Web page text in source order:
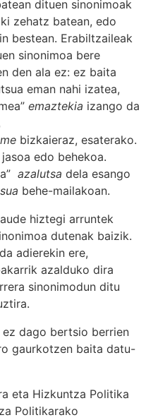
dituen sinonimoak
zehatz batean, edo
bestean. Erabiltzaileak
sinonimoa bere
den ala ez: ez baita
eman nahi izatea,
emaztekia izango da
bizkaieraz, esaterako.
edo behekoa.
azalutsa dela esango
behe-mailakoan.
hiztegi arruntek
dutenak baizik.
adierekin ere,
azalduko dira
sinonimodun ditu
ez dago bertsio berrien
gaurkotzen baita datu-
eta Hizkuntza Politika
Politikarako